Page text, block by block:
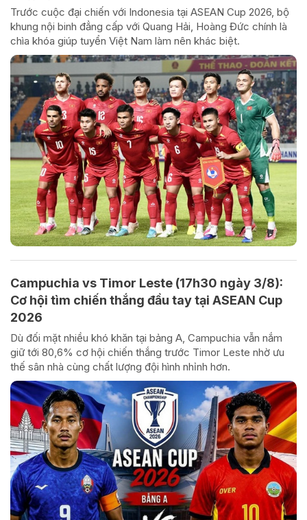
Trước cuộc đại chiến với Indonesia tại ASEAN Cup 2026, bộ
khung nội binh đẳng cấp với Quang Hải, Hoàng Đức chính là
chìa khóa giúp tuyển Việt Nam làm nên khác biệt.
Campuchia vs Timor Leste (17h30 ngày 3/8):
Cơ hội tìm chiến thắng đầu tay tại ASEAN Cup
2026
Dù đối mặt nhiều khó khăn tại bảng A, Campuchia vẫn nắm
giữ tới 80,6% cơ hội chiến thắng trước Timor Leste nhờ ưu
thế sân nhà cùng chất lượng đội hình nhỉnh hơn.